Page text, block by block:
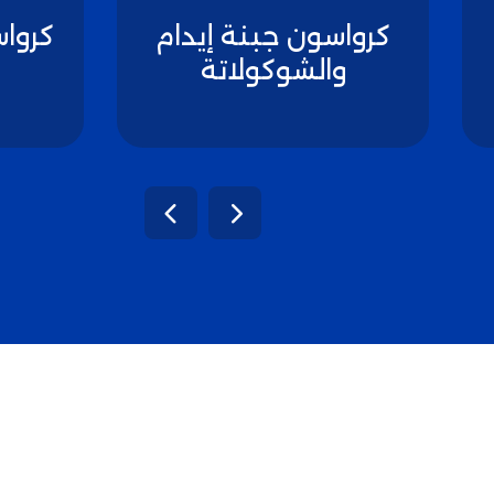
كرواسون جبنة إيدام
والشوكولاتة